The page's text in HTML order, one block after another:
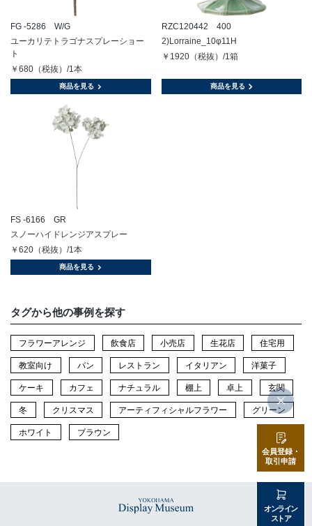
FG -5286 W/G
ユーカリテトラゴナスプレーショー
ト
￥680（税抜）/1本
商品を見る
RZC120442 400
2)Lorraine_10φ11H
￥1920（税抜）/1箱
商品を見る
FS -6166 GR
スノーハイドレンジアスプレー
￥620（税抜）/1本
商品を見る
タグから他の事例を探す
フラワーアレンジ 飲食店 小売店 生花店 住宅用
教室向け パン レストラン イタリアン 洋菓子
ケーキ カフェ ナチュラル 棚上 卓上 玄関
冬 クリスマス アーティフィシャルフラワー グリーン
ホワイト ブラウン
会員登録・
取引申請
オンライン
ストア